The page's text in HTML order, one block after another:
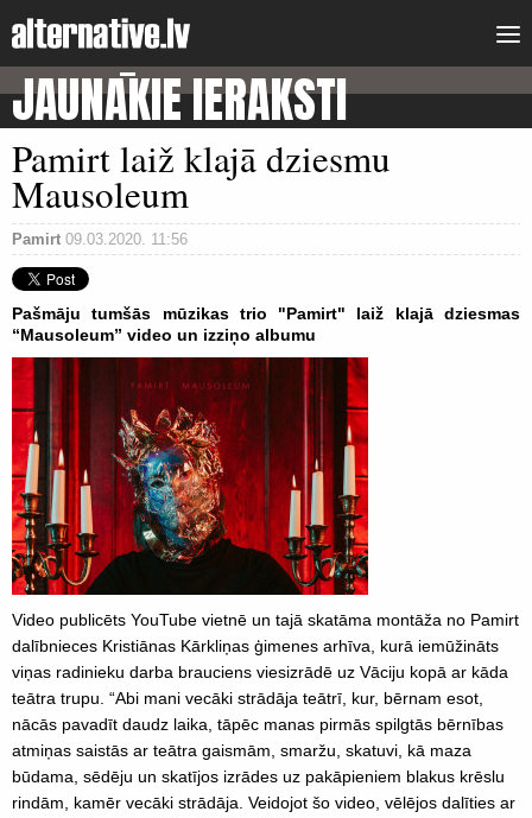
JAUNĀKIE IERAKSTI
Pamirt laiž klajā dziesmu
Mausoleum
Pamirt 09.03.2020. 11:56
Pašmāju tumšās mūzikas trio "Pamirt" laiž klajā dziesmas
“Mausoleum” video un izziņo albumu
Video publicēts YouTube vietnē un tajā skatāma montāža no Pamirt
dalībnieces Kristiānas Kārkliņas ģimenes arhīva, kurā iemūžināts
viņas radinieku darba brauciens viesizrādē uz Vāciju kopā ar kāda
teātra trupu. “Abi mani vecāki strādāja teātrī, kur, bērnam esot,
nācās pavadīt daudz laika, tāpēc manas pirmās spilgtās bērnības
atmiņas saistās ar teātra gaismām, smaržu, skatuvi, kā maza
būdama, sēdēju un skatījos izrādes uz pakāpieniem blakus krēslu
rindām, kamēr vecāki strādāja. Veidojot šo video, vēlējos dalīties ar